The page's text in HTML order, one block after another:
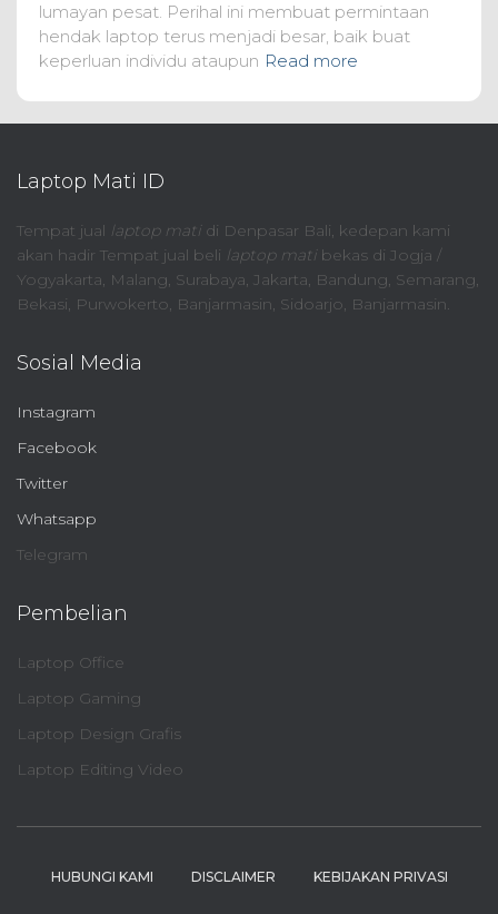
lumayan pesat. Perihal ini membuat permintaan
hendak laptop terus menjadi besar, baik buat
keperluan individu ataupun Read more
Laptop Mati ID
Tempat jual laptop matidi Denpasar Bali, kedepan kami
akan hadir Tempat jual beli laptop matibekas di Jogja /
Yogyakarta, Malang, Surabaya, Jakarta, Bandung, Semarang,
Bekasi, Purwokerto, Banjarmasin, Sidoarjo, Banjarmasin.
Sosial Media
Instagram
Facebook
Twitter
Whatsapp
Telegram
Pembelian
Laptop Office
Laptop Gaming
Laptop Design Grafis
Laptop Editing Video
HUBUNGI KAMI DISCLAIMER KEBIJAKAN PRIVASI